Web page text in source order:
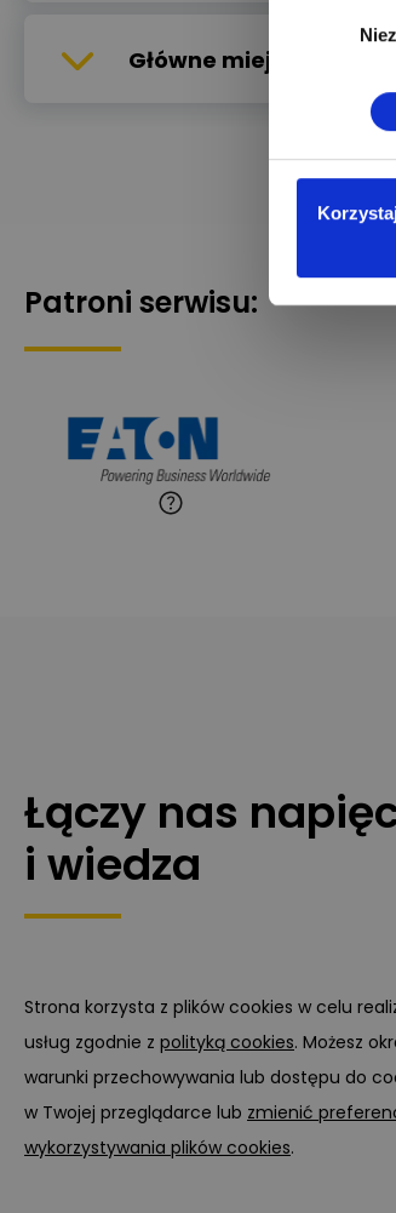
Główne miejsca, w
Patroni serwisu:
Łączy nas
i wiedza
Strona korzysta z plików cookies w celu
usług zgodnie z polityką cookies. Możesz
warunki przechowywania lub dostępu do
w Twojej przeglądarce lub zmienić
wykorzystywania plików cookies.